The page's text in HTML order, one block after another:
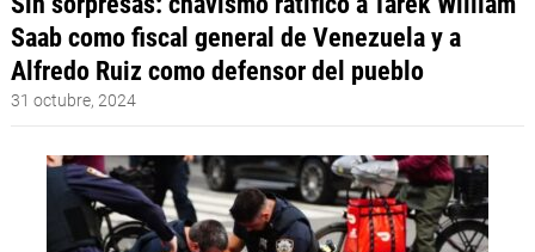
Saab como fiscal general de Venezuela y a
Alfredo Ruiz como defensor del pueblo
31 octubre, 2024